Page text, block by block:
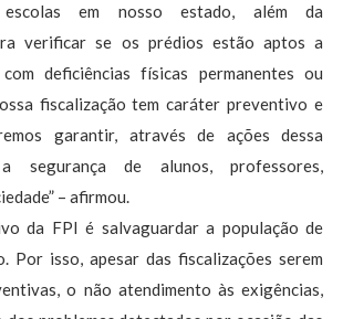
escolas em nosso estado, além da
verificar se os prédios estão aptos a
deficiências físicas permanentes ou
fiscalização tem caráter preventivo e
garantir, através de ações dessa
segurança de alunos, professores,
– afirmou.
da FPI é salvaguardar a população de
Por isso, apesar das fiscalizações serem
o não atendimento às exigências,